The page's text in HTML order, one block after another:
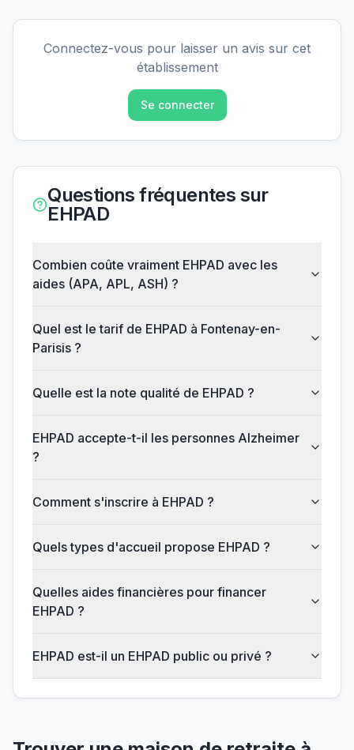
Connectez-vous pour laisser un avis sur cet
établissement
Se connecter
Questions fréquentes sur
EHPAD
Combien coûte vraiment EHPAD avec les
aides (APA, APL, ASH) ?
Quel est le tarif de EHPAD à Fontenay-en-
Parisis ?
Quelle est la note qualité de EHPAD ?
EHPAD accepte-t-il les personnes Alzheimer
?
Comment s'inscrire à EHPAD ?
Quels types d'accueil propose EHPAD ?
Quelles aides financières pour financer
EHPAD ?
EHPAD est-il un EHPAD public ou privé ?